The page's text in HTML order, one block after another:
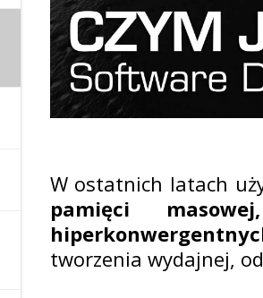
W ostatnich latach
pamięci
tworzenia wydajnej,